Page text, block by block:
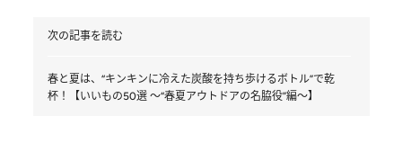
次の記事を読む
春と夏は、“キンキンに冷えた炭酸を持ち歩けるボトル”で乾
杯！【いいもの50選 ～“春夏アウトドアの名脇役”編～】